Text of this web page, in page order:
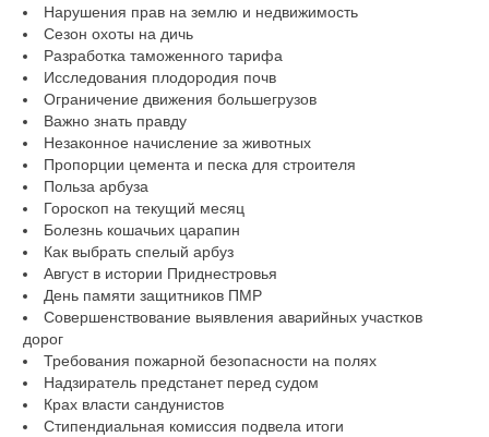
Нарушения прав на землю и недвижимость
Сезон охоты на дичь
Разработка таможенного тарифа
Исследования плодородия почв
Ограничение движения большегрузов
Важно знать правду
Незаконное начисление за животных
Пропорции цемента и песка для строителя
Польза арбуза
Гороскоп на текущий месяц
Болезнь кошачьих царапин
Как выбрать спелый арбуз
Август в истории Приднестровья
День памяти защитников ПМР
Совершенствование выявления аварийных участков
дорог
Требования пожарной безопасности на полях
Надзиратель предстанет перед судом
Крах власти сандунистов
Стипендиальная комиссия подвела итоги